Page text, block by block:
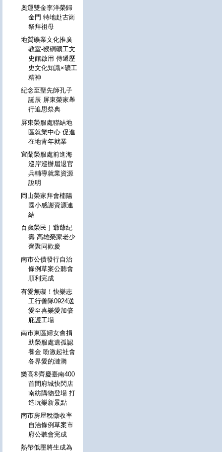
奧運雙金李洋榮歸
金門 特地赴古崗
祭拜祖母
地質礦業文化推廣
教室-猴硐礦工文
史館啟用 傳遞歷
史文化知識×礦工
精神
紀念至聖先師孔子
誕辰 屏東榮家舉
行追思祭典
屏東榮服處聯結地
區就業中心 促進
在地青年就業
宜蘭榮服處前進海
巡岸巡辦屆退官
兵輔導就業資源
說明
岡山榮家拜會楠陽
國小感謝資源連
結
百歲榮民于爺爺紀
壽 高雄榮家老少
齊聚同歡慶
南市公債發行自治
條例草案公聽會
順利完成
有愛無礙！快樂志
工行善隊0924送
愛至喜樂愛加倍
庇護工場
南市東區婦女會捐
助榮服處遺孤認
養金 盼激起社會
各界愛的漣漪
樂高®齊慶臺南400
首間府城快閃店
南紡購物登場 打
造玩樂新景點
南市房屋稅徵收率
自治條例草案市
府公聽會完成
熱帶低壓將生成為